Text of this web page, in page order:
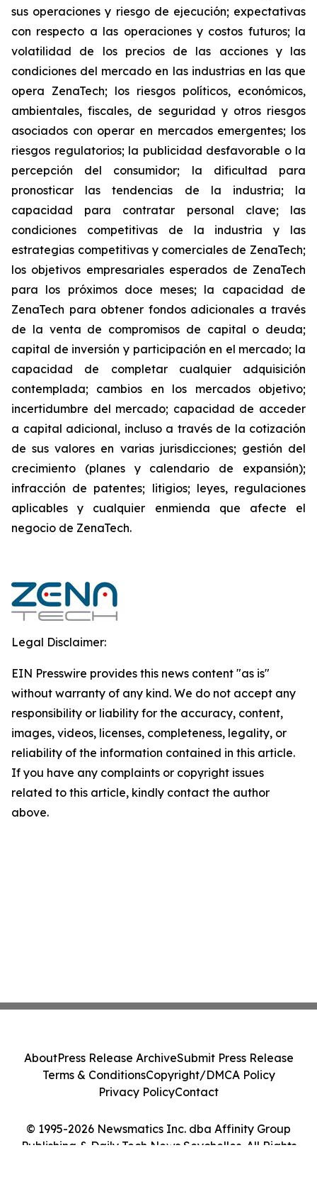
sus operaciones y riesgo de ejecución; expectativas
con respecto a las operaciones y costos futuros; la
volatilidad de los precios de las acciones y las
condiciones del mercado en las industrias en las que
opera ZenaTech; los riesgos políticos, económicos,
ambientales, fiscales, de seguridad y otros riesgos
asociados con operar en mercados emergentes; los
riesgos regulatorios; la publicidad desfavorable o la
percepción del consumidor; la dificultad para
pronosticar las tendencias de la industria; la
capacidad para contratar personal clave; las
condiciones competitivas de la industria y las
estrategias competitivas y comerciales de ZenaTech;
los objetivos empresariales esperados de ZenaTech
para los próximos doce meses; la capacidad de
ZenaTech para obtener fondos adicionales a través
de la venta de compromisos de capital o deuda;
capital de inversión y participación en el mercado; la
capacidad de completar cualquier adquisición
contemplada; cambios en los mercados objetivo;
incertidumbre del mercado; capacidad de acceder
a capital adicional, incluso a través de la cotización
de sus valores en varias jurisdicciones; gestión del
crecimiento (planes y calendario de expansión);
infracción de patentes; litigios; leyes, regulaciones
aplicables y cualquier enmienda que afecte el
negocio de ZenaTech.
Legal Disclaimer:
EIN Presswire provides this news content "as is"
without warranty of any kind. We do not accept any
responsibility or liability for the accuracy, content,
images, videos, licenses, completeness, legality, or
reliability of the information contained in this article.
If you have any complaints or copyright issues
related to this article, kindly contact the author
above.
© 1995-2026 Newsmatics Inc. dba Affinity Group
Publishing & Daily Tech News Seychelles. All Rights
AboutPress Release ArchiveSubmit Press Release
Terms & ConditionsCopyright/DMCA Policy
Privacy PolicyContact